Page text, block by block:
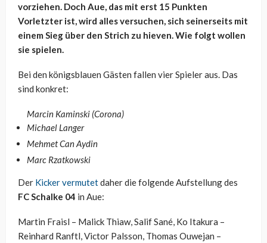
vorziehen. Doch Aue, das mit erst 15 Punkten
Vorletzter ist, wird alles versuchen, sich seinerseits mit
einem Sieg über den Strich zu hieven. Wie folgt wollen
sie spielen.
Bei den königsblauen Gästen fallen vier Spieler aus. Das
sind konkret:
Marcin Kaminski (Corona)
Michael Langer
Mehmet Can Aydin
Marc Rzatkowski
Der Kicker vermutetdaher die folgende Aufstellung des
FC Schalke 04 in Aue:
Martin Fraisl – Malick Thiaw, Salif Sané, Ko Itakura –
Reinhard Ranftl, Victor Palsson, Thomas Ouwejan –